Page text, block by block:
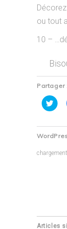
ou tout
10 –
Partager
dans
une
Articles